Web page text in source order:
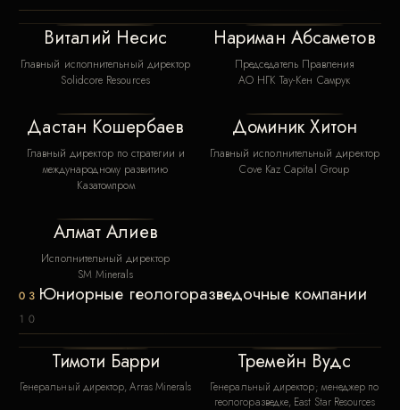
Виталий Несис
Главный исполнительный директор
Solidcore Resources
Нариман Абсаметов
Председатель Правления
АО НГК Тау-Кен Самрук
Дастан Кошербаев
Главный директор по стратегии и
международному развитию
Казатомпром
Доминик Хитон
Главный исполнительный директор
Cove Kaz Capital Group
Алмат Алиев
Исполнительный директор
SM Minerals
03 Юниорные геологоразведочные компании
10
Тимоти Барри
Генеральный директор, Arras Minerals
Тремейн Вудс
Генеральный директор; менеджер по
геологоразведке, East Star Resources